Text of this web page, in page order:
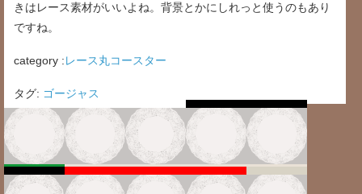
きはレース素材がいいよね。背景とかにしれっと使うのもあり
ですね。
category : レース丸コースター
タグ: ゴージャス